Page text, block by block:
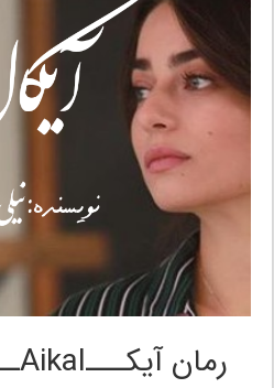
رمان آیکـــAikalـــــال